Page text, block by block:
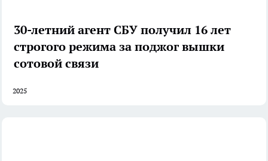
30-летний агент СБУ получил 16 лет
строгого режима за поджог вышки
сотовой связи
2025